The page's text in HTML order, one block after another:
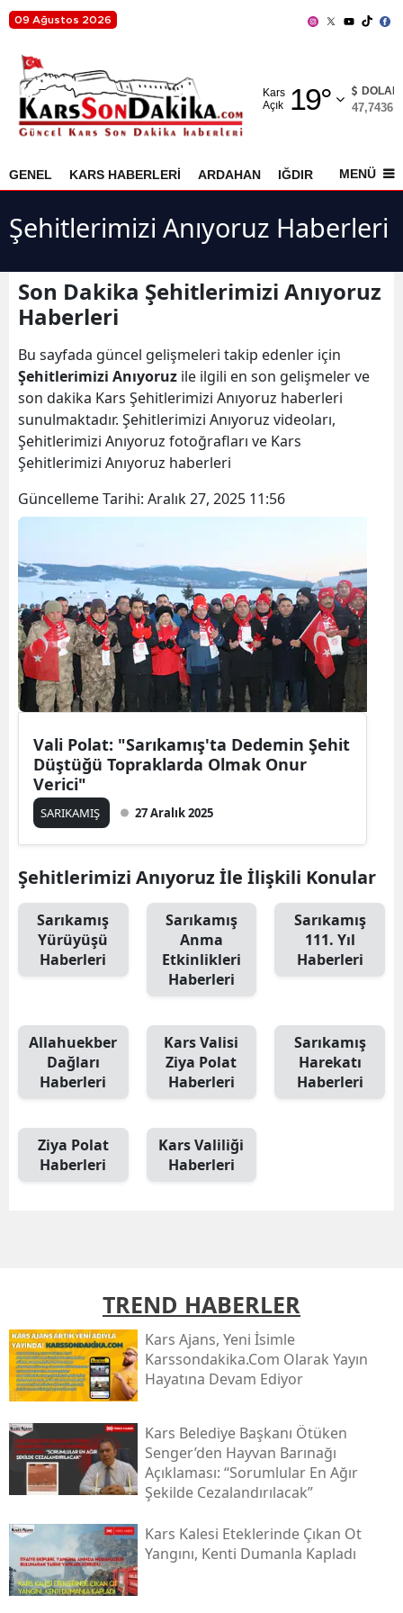
09 Ağustos 2026
Kars
Açık
19°
Adıyaman
Ağrı
Ankara
Antalya
Aydın
Balıkesir
Bilecik
Bitlis
Burdur
Bursa
Çanakkale
Çankırı
Çorum
Denizli
Erzincan
Erzurum
Eskişehir
Giresun
Gümüşhane
İzmir
Kars
Kastamonu
Kırklareli
Kırşehir
Kocaeli
DOLAR
47,7436
GENEL KARS HABERLERİ ARDAHAN IĞDIR AKYAKA
MENÜ
Şehitlerimizi Anıyoruz Haberleri
Son Dakika Şehitlerimizi Anıyoruz
Haberleri
Bu sayfada güncel gelişmeleri takip edenler için
Şehitlerimizi Anıyoruz ile ilgili en son gelişmeler ve
son dakika Kars Şehitlerimizi Anıyoruz haberleri
sunulmaktadır. Şehitlerimizi Anıyoruz videoları,
Şehitlerimizi Anıyoruz fotoğrafları ve Kars
Şehitlerimizi Anıyoruz haberleri
Güncelleme Tarihi: Aralık 27, 2025 11:56
Vali Polat: "Sarıkamış'ta Dedemin Şehit
Düştüğü Topraklarda Olmak Onur
Verici"
SARIKAMIŞ 27 Aralık 2025
Şehitlerimizi Anıyoruz İle İlişkili Konular
Sarıkamış
Yürüyüşü
Haberleri
Sarıkamış
Anma
Etkinlikleri
Haberleri
Sarıkamış
111. Yıl
Haberleri
Allahuekber
Dağları
Haberleri
Kars Valisi
Ziya Polat
Haberleri
Sarıkamış
Harekatı
Haberleri
Ziya Polat
Haberleri
Kars Valiliği
Haberleri
TREND HABERLER
Kars Ajans, Yeni İsimle
Karssondakika.com Olarak Yayın
Hayatına Devam Ediyor
Kars Belediye Başkanı Ötüken
Senger’den Hayvan Barınağı
Açıklaması: “sorumlular En Ağır
Şekilde Cezalandırılacak”
Kars Kalesi Eteklerinde Çıkan Ot
Yangını, Kenti Dumanla Kapladı